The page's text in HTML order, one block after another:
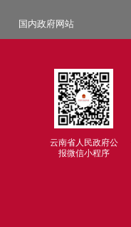
国内政府网站
云南省人民政府公
报微信小程序